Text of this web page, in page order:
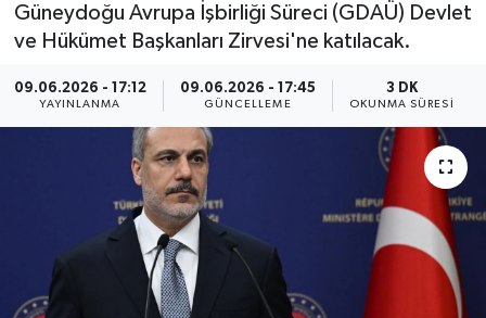
Güneydoğu Avrupa İşbirliği Süreci (GDAÜ) Devlet
ve Hükümet Başkanları Zirvesi'ne katılacak.
09.06.2026 - 17:12
YAYINLANMA
09.06.2026 - 17:45
GÜNCELLEME
3 DK
OKUNMA SÜRESI
Si̇yaset
Spor
Anali̇z
Bi̇li̇m & Teknoloji̇
Haber Arşivi